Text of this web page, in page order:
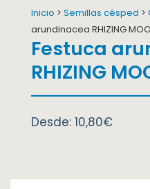
Inicio > Semillas césped >
arundinacea RHIZING
Festuca
RHIZING
Desde: 10,80€